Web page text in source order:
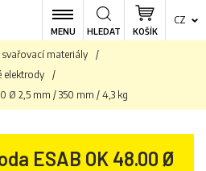
MENU KOŠÍK
CZ
HLEDAT
svařovací materiály
/
elektrody
/
Ø 2,5 mm / 350 mm / 4,3 kg
ESAB OK 48.00 Ø